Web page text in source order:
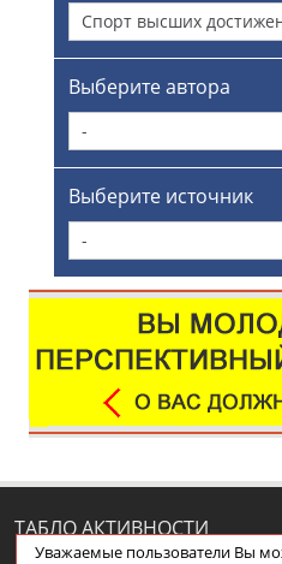
Спорт высших
Выберите автора
-
Выберите источник
-
ТАБЛО АКТИВНОСТИ
Уважаемые пользователи Вы